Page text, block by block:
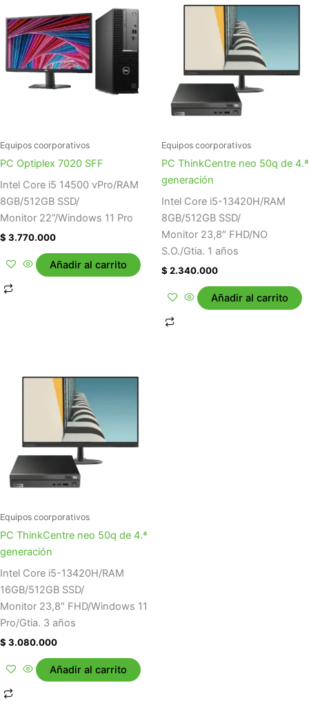
Equipos coorporativos
PC Optiplex 7020 SFF
Intel Core i5 14500 vPro/RAM
8GB/512GB SSD/
Monitor 22”/Windows 11 Pro
$ 3.770.000
Añadir al carrito
Equipos coorporativos
PC ThinkCentre neo 50q de 4.ª
generación
Intel Core i5-13420H/RAM
8GB/512GB SSD/
Monitor 23,8″ FHD/NO
S.O./Gtia. 1 años
$ 2.340.000
Añadir al carrito
Equipos coorporativos
PC ThinkCentre neo 50q de 4.ª
generación
Intel Core i5-13420H/RAM
16GB/512GB SSD/
Monitor 23,8″ FHD/Windows 11
Pro/Gtia. 3 años
$ 3.080.000
Añadir al carrito